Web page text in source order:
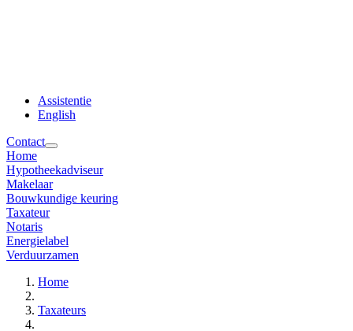
Assistentie
English
Contact
Home
Hypotheekadviseur
Makelaar
Bouwkundige keuring
Taxateur
Notaris
Energielabel
Verduurzamen
Home
Taxateurs